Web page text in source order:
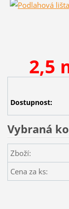
2,5
Dostupnost:
Vybraná
Zboží:
Cena za ks: